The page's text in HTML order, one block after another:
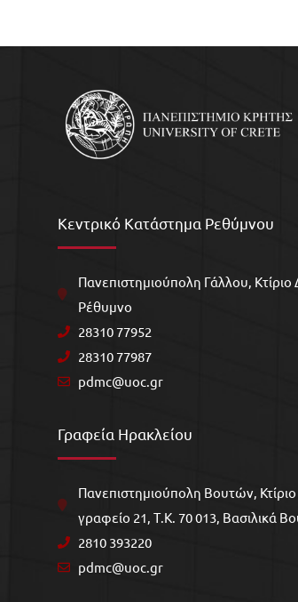
Κεντρικό Κατάστημα Ρεθύμνου
Πανεπιστημιούπολη Γάλλου,
Ρέθυμνο
28310 77952
28310 77987
pdmc@uoc.gr
Γραφεία Ηρακλείου
Πανεπιστημιούπολη Βουτών, Κτίριο
γραφείο 21, Τ.Κ. 70 013, Βασιλικά
2810 393220
pdmc@uoc.gr